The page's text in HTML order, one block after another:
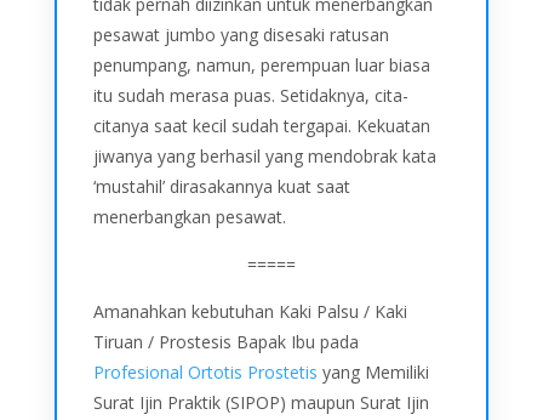
pesawat jumbo yang disesaki ratusan
penumpang, namun, perempuan luar biasa
itu sudah merasa puas. Setidaknya, cita-
citanya saat kecil sudah tergapai. Kekuatan
jiwanya yang berhasil yang mendobrak kata
‘mustahil’ dirasakannya kuat saat
menerbangkan pesawat.
=====
Amanahkan kebutuhan Kaki Palsu / Kaki
Tiruan / Prostesis Bapak Ibu pada
Profesional Ortotis Prostetis yang Memiliki
Surat Ijin Praktik (SIPOP) maupun Surat Ijin